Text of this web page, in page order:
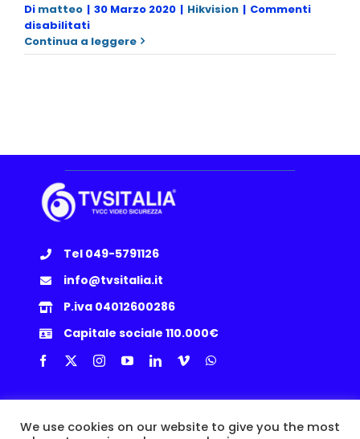
Di matteo | 30 Marzo 2020 | Hikvision | Commenti
disabilitatisu
Webinar
sulle
Continua a leggere
Tel 049-5791126
info@tvsitalia.it
P.iva 04012600286
Capitale sociale 110.000€
We use cookies on our website to give you the most